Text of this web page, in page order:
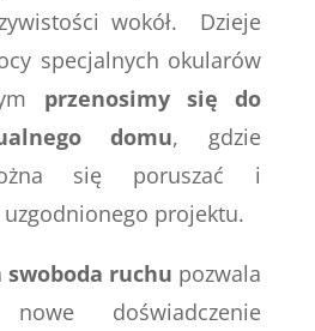
wokół. Dzieje
specjalnych okularów
przenosimy się do
domu, gdzie
się poruszać i
projektu.
ruchu pozwala
doświadczenie